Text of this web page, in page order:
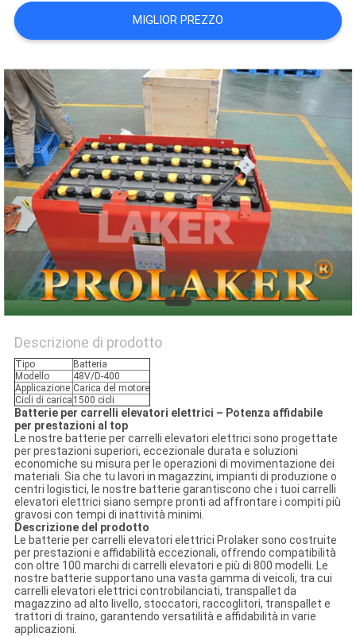
MIGLIOR PREZZO
Descrizione di prodotto
Tipo
Batteria
Modello
48V/D-400
Applicazione Carica del motore
Cicli di carica 1500 cicli
Batterie per carrelli elevatori elettrici – Potenza affidabile
per prestazioni al top
Le nostre batterie per carrelli elevatori elettrici sono progettate
per prestazioni superiori, eccezionale durata e soluzioni
economiche su misura per le operazioni di movimentazione dei
materiali. Sia che tu lavori in magazzini, impianti di produzione o
centri logistici, le nostre batterie garantiscono che i tuoi carrelli
elevatori elettrici siano sempre pronti ad affrontare i compiti più
gravosi con tempi di inattività minimi.
Descrizione del prodotto
Le batterie per carrelli elevatori elettrici Prolaker sono costruite
per prestazioni e affidabilità eccezionali, offrendo compatibilità
con oltre 100 marchi di carrelli elevatori e più di 800 modelli. Le
nostre batterie supportano una vasta gamma di veicoli, tra cui
carrelli elevatori elettrici controbilanciati, transpallet da
magazzino ad alto livello, stoccatori, raccoglitori, transpallet e
trattori di traino, garantendo versatilità e affidabilità in varie
applicazioni.